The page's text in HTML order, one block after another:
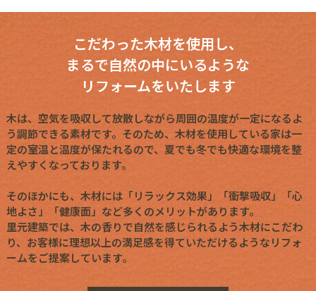
こだわった木材を使用し、
まるで自然の中にいるような
リフォームをいたします
木は、空気を吸収して放散しながら周囲の温度が一定になるよ
う調節できる素材です。そのため、木材を使用している家は一
定の室温と温度が保たれるので、夏でも冬でも快適な環境を整
えやすくなっております。
そのほかにも、木材には「リラックス効果」「衝撃吸収」「心
地よさ」「健康面」など多くのメリットがあります。
里元建築では、木の香りで自然を感じられるよう木材にこだわ
り、お客様に理想以上の満足感を得ていただけるようなリフォ
ームをご提案しています。